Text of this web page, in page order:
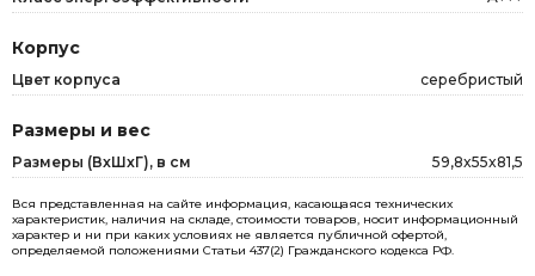
Корпус
Цвет корпуса серебристый
Размеры и вес
Размеры (ВxШxГ), в см 59,8x55x81,5
Вся представленная на сайте информация, касающаяся технических
характеристик, наличия на складе, стоимости товаров, носит информационный
характер и ни при каких условиях не является публичной офертой,
определяемой положениями Статьи 437(2) Гражданского кодекса РФ.